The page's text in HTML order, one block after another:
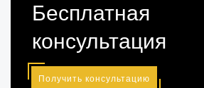
Бесплатная
консультация
Получить консультацию